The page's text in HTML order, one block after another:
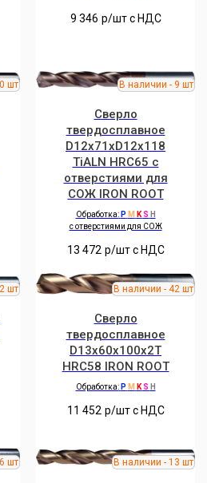
9 346 р/шт c НДС
Сверло
твердосплавное
D12x71xD12x118
TiALN HRC65 с
отверстиями для
СОЖ IRON ROOT
Обработка: P M K S H
с отверстиями для СОЖ
13 472 р/шт c НДС
Сверло
твердосплавное
D13x60x100x2T
HRC58 IRON ROOT
Обработка: P M K S H
11 452 р/шт c НДС